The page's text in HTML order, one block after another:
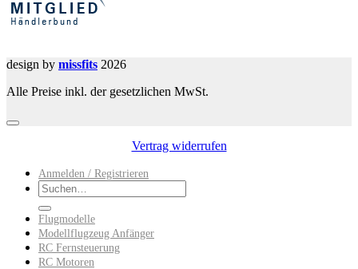
design by missfits 2026
Alle Preise inkl. der gesetzlichen MwSt.
Vertrag widerrufen
Anmelden / Registrieren
Suchen
nach:
Flugmodelle
Modellflugzeug Anfänger
RC Fernsteuerung
RC Motoren